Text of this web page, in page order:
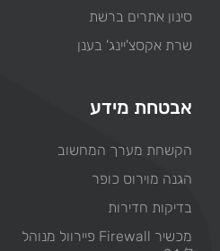
סינון אתרים ברשת
שרת אקסצ'יינג' בענן
אבטחת מידע
הקשחת מערך המחשוב
הגנה מוירוס כופר
בדיקות חדירות
מכשיר Firewall פיירוול מנוהל